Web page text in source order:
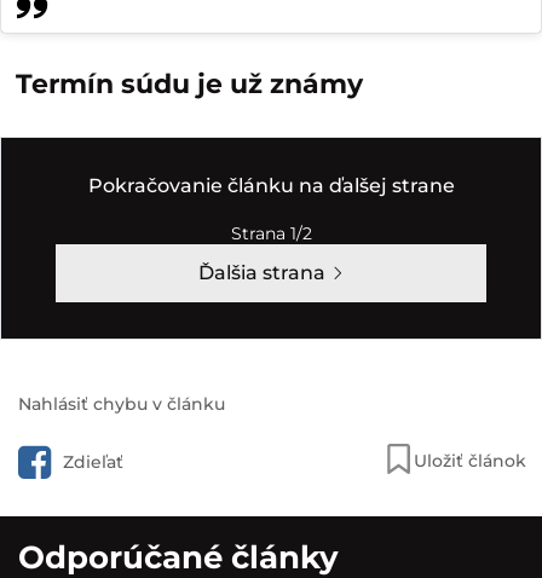
Termín súdu je už známy
Pokračovanie článku na ďalšej strane
Strana 1/2
Ďalšia strana
Nahlásiť chybu v článku
Zdieľať Uložiť článok
Odporúčané články